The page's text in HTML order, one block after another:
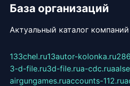
База организаций
Актуальный каталог
133chel.ru13autor-kolonka.ru
3-d-file.ru3d-file.rua-cdc.ru
airgungames.ruaccounts-112.ru